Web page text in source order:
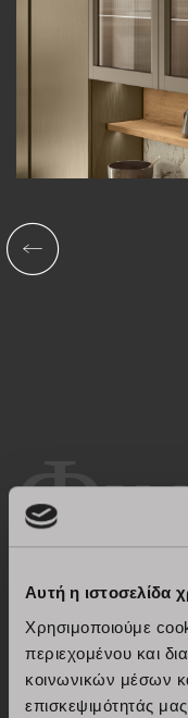
Αυτή η ιστοσελίδα
Χρησιμοποιούμε
περιεχομένου και
κοινωνικών μέσων
επισκεψιμότητάς